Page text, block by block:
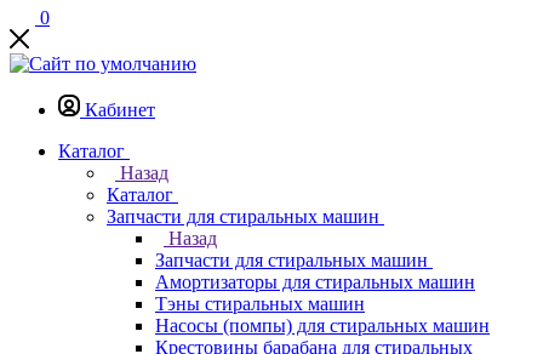
0
Кабинет
Каталог
Назад
Каталог
Запчасти для стиральных машин
Назад
Запчасти для стиральных машин
Амортизаторы для стиральных машин
Тэны стиральных машин
Насосы (помпы) для стиральных машин
Крестовины барабана для стиральных